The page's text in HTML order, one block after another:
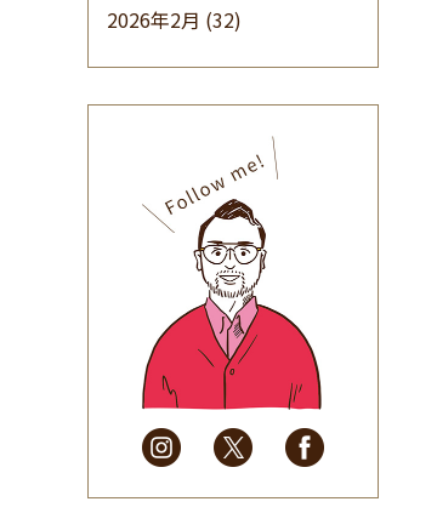
2026年2月 (32)
(32)
2025年9月(30)
2025年8月(31)
2025年7月(37)
2025年6月(48)
2025年5月
(41)
2025年4月
(32)
2025年3月(31)
2025年2月
(28)
2025年1月
(34)